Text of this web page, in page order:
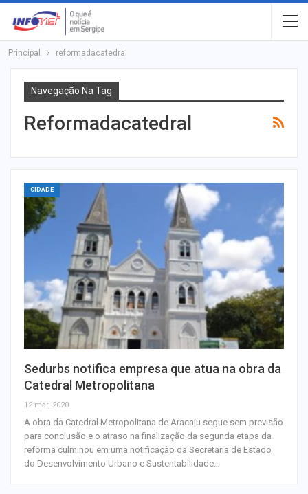
Principal reformadacatedral
Navegação Na Tag
Reformadacatedral
CIDADE
Sedurbs notifica empresa que atua na obra da
Catedral Metropolitana
12 mar, 2020
A obra da Catedral Metropolitana de Aracaju segue sem previsão
para conclusão e o atraso na finalização da segunda etapa da
reforma culminou em uma notificação da Secretaria de Estado
do Desenvolvimento Urbano e Sustentabilidade…